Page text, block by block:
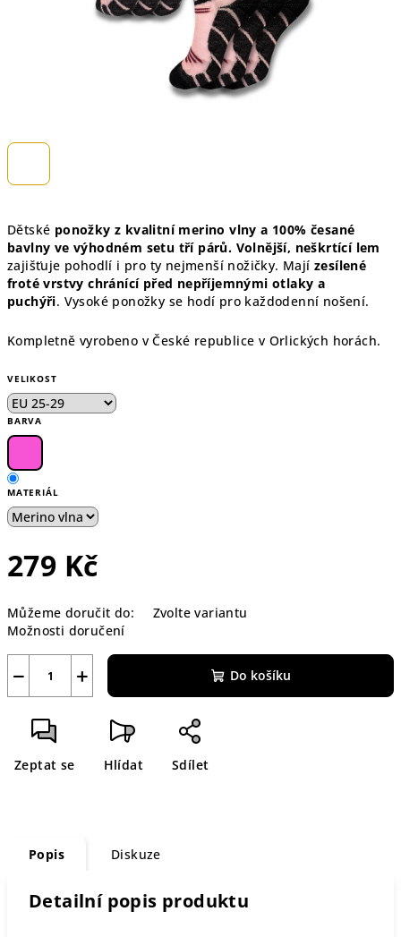
Dětské ponožky z kvalitní merino vlny a 100% česané
bavlny ve výhodném setu tří párů. Volnější, neškrtící lem
zajišťuje pohodlí i pro ty nejmenší nožičky. Majízesílené
froté vrstvy chránící před nepříjemnými otlaky a
puchýři. Vysoké ponožky se hodí pro každodenní nošení.
Kompletně vyrobeno v České republice v Orlických horách.
VELIKOST
BARVA
MATERIÁL
279 Kč
cena:
Můžeme doručit do:
Zvolte variantu
Možnosti doručení
+
− Do košíku
Zeptat se Hlídat Sdílet
Popis Diskuze
Detailní popis produktu